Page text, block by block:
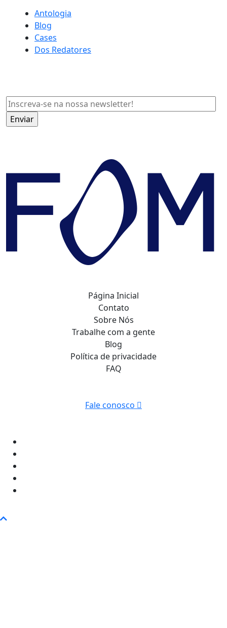
Antologia
Blog
Cases
Dos Redatores
Página Inicial
Contato
Sobre Nós
Trabalhe com a gente
Blog
Política de privacidade
FAQ
Fale conosco